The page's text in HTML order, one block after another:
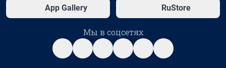
App Gallery RuStore
Мы в соцсетях